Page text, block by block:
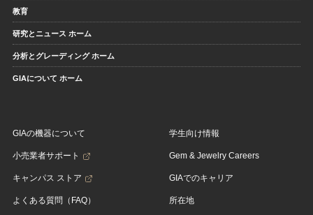
教育
研究とニュース ホーム
分析とグレーディング ホーム
GIAについて ホーム
GIAの機器について
小売業者サポート
キャンパス ストア
よくある質問（FAQ）
学生向け情報
Gem & Jewelry Careers
GIAでのキャリア
所在地